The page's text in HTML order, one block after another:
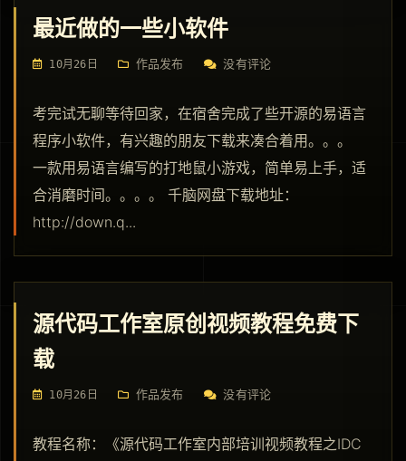
最近做的一些小软件
10月26日 作品发布 没有评论
考完试无聊等待回家，在宿舍完成了些开源的易语言
程序小软件，有兴趣的朋友下载来凑合着用。。。
一款用易语言编写的打地鼠小游戏，简单易上手，适
合消磨时间。。。。 千脑网盘下载地址：
http://down.q...
源代码工作室原创视频教程免费下
载
10月26日 作品发布 没有评论
教程名称：《源代码工作室内部培训视频教程之IDC